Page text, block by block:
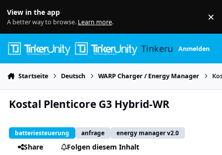
View in the app
A better way to browse. Learn more. ×
TinkerunityAnmelden
Startseite Deutsch WARP Charger / Energy Manager
Kostal Plenticore G3 Hybrid-WR
batteriesteuerung anfrage energy manager v2.0
Share
Folgen diesem Inhalt